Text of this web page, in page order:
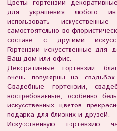
Цветы гортензии
для украшения любого
использовать
самостоятельно во
составе с другими
Гортензии искусственные для
Ваш дом или офис.
Декоративные гортензии,
очень популярны на
Свадебные гортензии,
востребованные, особенно
искусственных цветов
подарка для близких и друзей.
Искусственную гортензию